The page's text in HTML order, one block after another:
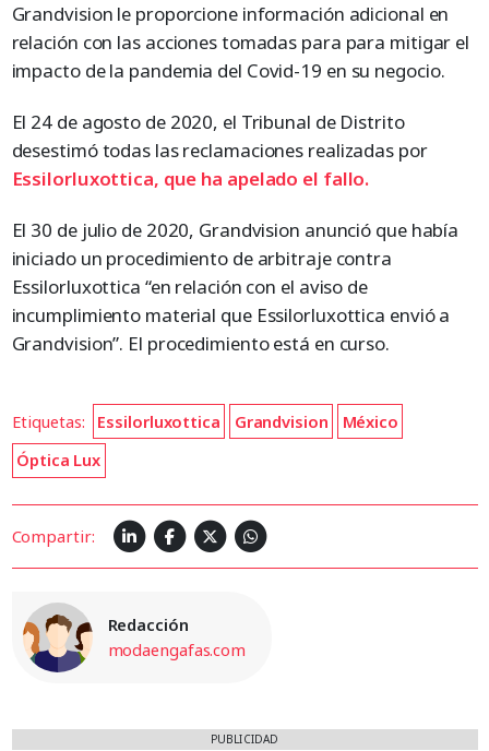
Grandvision le proporcione información adicional en
relación con las acciones tomadas para para mitigar el
impacto de la pandemia del Covid-19 en su negocio.
El 24 de agosto de 2020, el Tribunal de Distrito
desestimó todas las reclamaciones realizadas por
Essilorluxottica, que ha apelado el fallo.
El 30 de julio de 2020, Grandvision anunció que había
iniciado un procedimiento de arbitraje contra
Essilorluxottica “en relación con el aviso de
incumplimiento material que Essilorluxottica envió a
Grandvision”. El procedimiento está en curso.
Etiquetas: Essilorluxottica Grandvision
México
Óptica Lux
Compartir:
Redacción
modaengafas.com
PUBLICIDAD